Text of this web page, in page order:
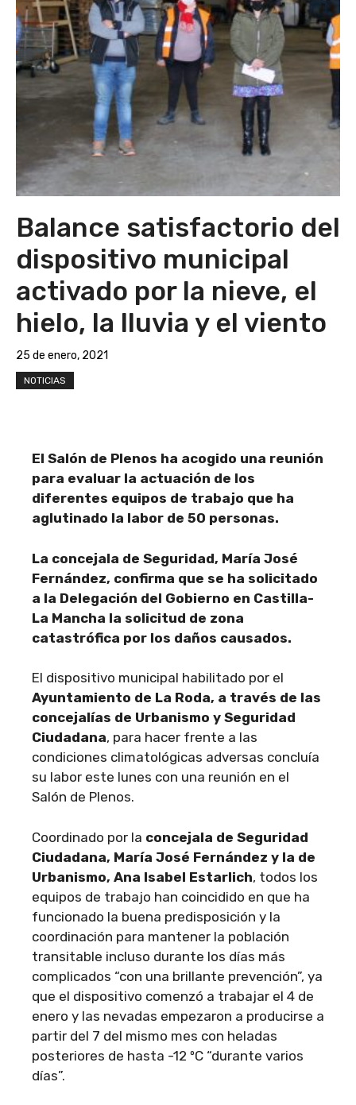
Balance satisfactorio del
dispositivo municipal
activado por la nieve, el
hielo, la lluvia y el viento
25 de enero, 2021
NOTICIAS
El Salón de Plenos ha acogido una reunión
para evaluar la actuación de los
diferentes equipos de trabajo que ha
aglutinado la labor de 50 personas.
La concejala de Seguridad, María José
Fernández, confirma que se ha solicitado
a la Delegación del Gobierno en Castilla-
La Mancha la solicitud de zona
catastrófica por los daños causados.
El dispositivo municipal habilitado por el
Ayuntamiento de La Roda, a través de las
concejalías de Urbanismo y Seguridad
Ciudadana, para hacer frente a las
condiciones climatológicas adversas concluía
su labor este lunes con una reunión en el
Salón de Plenos.
Coordinado por la concejala de Seguridad
Ciudadana, María José Fernández y la de
Urbanismo, Ana Isabel Estarlich, todos los
equipos de trabajo han coincidido en que ha
funcionado la buena predisposición y la
coordinación para mantener la población
transitable incluso durante los días más
complicados “con una brillante prevención”, ya
que el dispositivo comenzó a trabajar el 4 de
enero y las nevadas empezaron a producirse a
partir del 7 del mismo mes con heladas
posteriores de hasta -12 ºC “durante varios
días”.